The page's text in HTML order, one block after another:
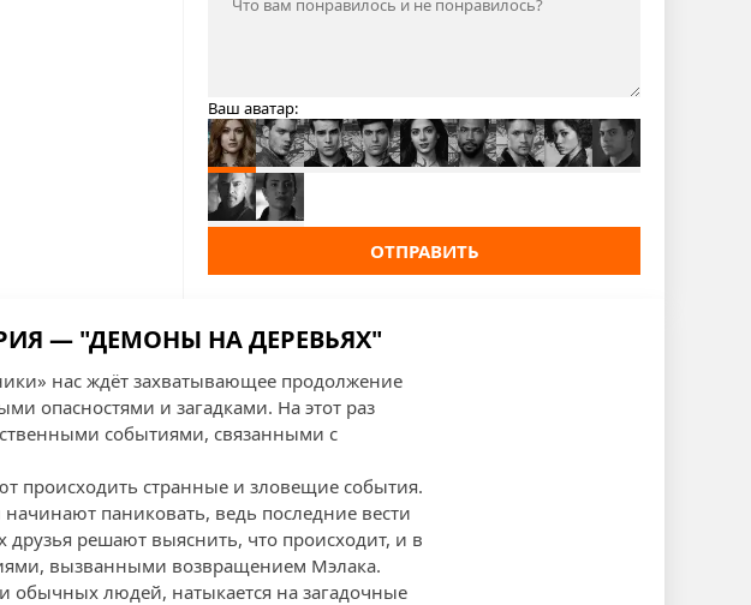
Ваш аватар:
ОТПРАВИТЬ
— "ДЕМОНЫ НА ДЕРЕВЬЯХ"
нас ждёт захватывающее продолжение
опасностями и загадками. На этот раз
событиями, связанными с
происходить странные и зловещие события.
паниковать, ведь последние вести
решают выяснить, что происходит, и в
вызванными возвращением Мэлака.
обычных людей, натыкается на загадочные